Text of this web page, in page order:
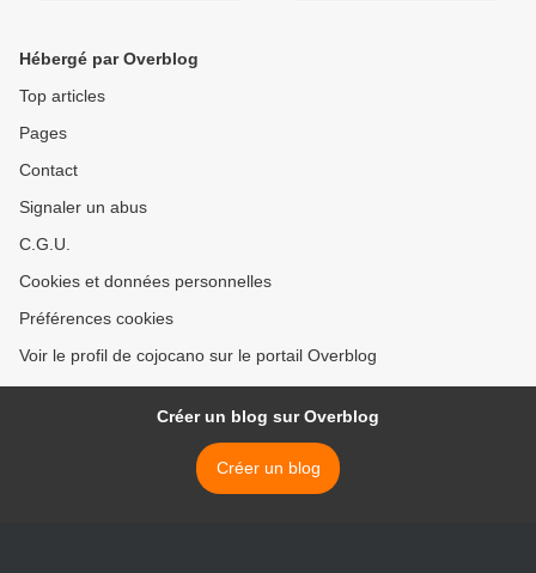
Hébergé par Overblog
Top articles
Pages
Contact
Signaler un abus
C.G.U.
Cookies et données personnelles
Préférences cookies
Voir le profil de cojocano sur le portail Overblog
Créer un blog sur Overblog
Créer un blog